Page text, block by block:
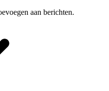
aan berichten.